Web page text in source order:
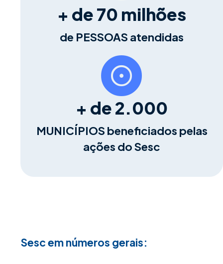
+ de 70 milhões
de PESSOAS atendidas
+ de 2.000
MUNICÍPIOS beneficiados pelas
ações do Sesc
Sesc em números gerais: